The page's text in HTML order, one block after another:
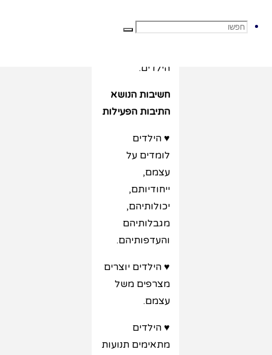
חפשו
חפשו
הסקרנות
הילדים.
חשיבות הנושא
התיבות הפעילות
♥ הילדים
לומדים על
עצמם,
ייחודיותם,
יכולותיהם,
מגבלותיהם
והעדפותיהם.
♥ הילדים יוצרים
מצרפים משל
עצמם.
♥ הילדים
מתאימים תנועות